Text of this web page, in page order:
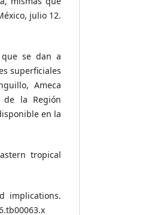
julio 12.
que se dan a
superficiales
Ameca
de la Región
en la
tropical
implications.